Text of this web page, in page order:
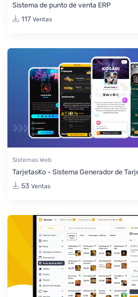
Sistema de punto de venta ERP
117 Ventas
Sistemas Web
TarjetasKo - Sistema Generador de
53 Ventas